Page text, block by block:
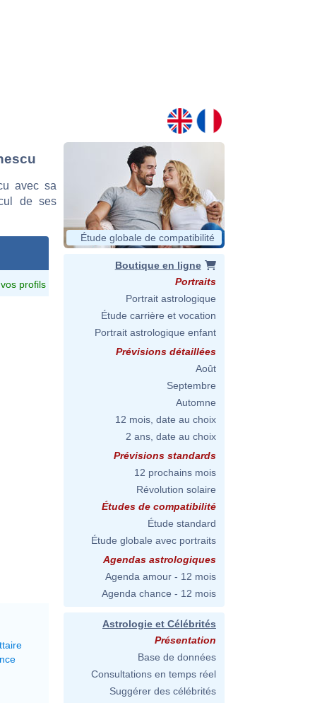
avec sa
de ses
profils
Étude globale de compatibilité
Boutique en ligne
Portraits
Portrait astrologique
Étude carrière et vocation
Portrait astrologique enfant
Prévisions détaillées
Août
Septembre
Automne
12 mois, date au choix
2 ans, date au choix
Prévisions standards
12 prochains mois
Révolution solaire
Études de compatibilité
Étude standard
Étude globale avec portraits
Agendas astrologiques
Agenda amour - 12 mois
Agenda chance - 12 mois
Astrologie et Célébrités
Présentation
Base de données
Consultations en temps réel
Suggérer des célébrités